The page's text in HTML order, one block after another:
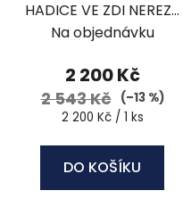
HADICE VE ZDI NEREZ-
HS5052S
Na objednávku
2 200 Kč
2 543 Kč
(–13 %)
Měrná
2 200 Kč / 1 ks
DO KOŠÍKU